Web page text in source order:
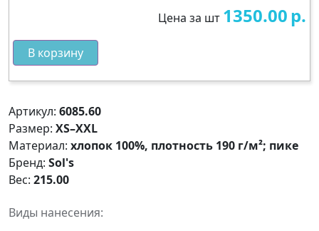
Цена за шт 1350.00р.
В корзину
Артикул: 6085.60
Размер: XS–XXL
Материал: хлопок 100%, плотность 190 г/м²; пике
Бренд: Sol's
Вес: 215.00
Виды нанесения: